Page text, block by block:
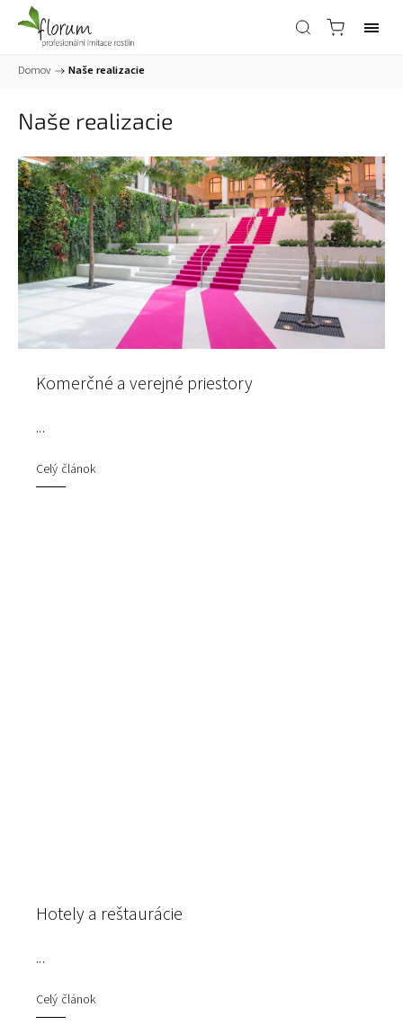
Domov / Naše realizacie
Naše realizacie
Komerčné a verejné priestory
...
Celý článok
Hotely a reštaurácie
...
Celý článok